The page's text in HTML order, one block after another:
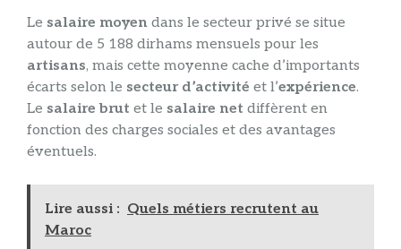
Le salaire moyen dans le secteur privé se situe
autour de 5 188 dirhams mensuels pour les
artisans, mais cette moyenne cache d’importants
écarts selon le secteur d’activité et l’expérience.
Le salaire brut et le salaire net diffèrent en
fonction des charges sociales et des avantages
éventuels.
Lire aussi : Quels métiers recrutent au
Maroc